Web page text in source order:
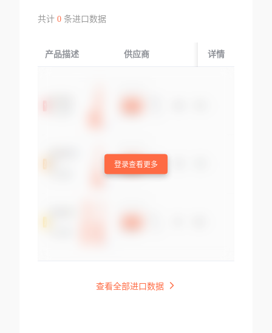
共计 0条进口数据
产品描述 供应商 起运国/地区
详情
登录查看更多
查看全部进口数据